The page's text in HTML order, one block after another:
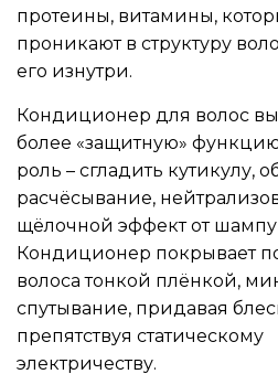
протеины, витамины,
проникают в структуру
его изнутри.
Кондиционер для волос
более «защитную»
роль – сгладить кутикулу,
расчёсывание,
щёлочной эффект от
Кондиционер покрывает
волоса тонкой плёнкой,
спутывание, придавая
препятствуя статическому
электричеству.